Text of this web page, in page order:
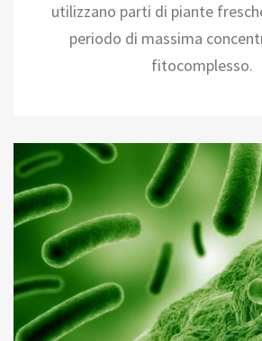
utilizzano parti di piante
periodo di massima
fitocomplesso.